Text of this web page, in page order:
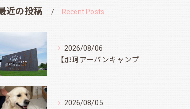
近の投稿 Recent Posts
2026/08/06
【那珂アーバンキャンプフィールド】
2026/08/05